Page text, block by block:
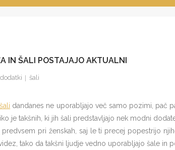
IN ŠALI POSTAJAJO AKTUALNI
šali
šali dandanes ne uporabljajo več samo pozimi, pač
je takšnih, ki jih šali predstavljajo nek modni
pri ženskah, saj le ti precej popestrijo
tako da takšni ljudje vedno uporabljajo šale in